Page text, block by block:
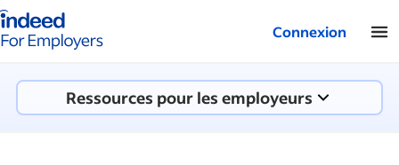
Indeed - Entreprises
Connexion
Ressources pour les employeurs